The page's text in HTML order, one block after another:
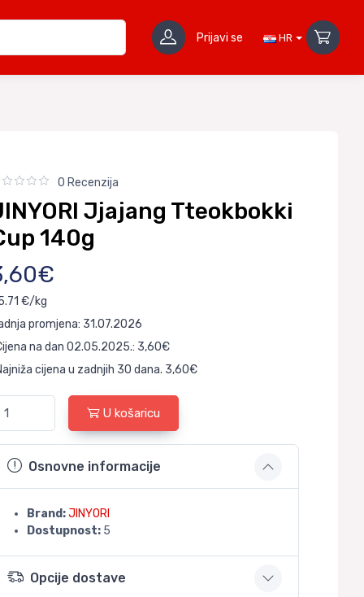
Prijavi se HR
0 Recenzija
Jjajang Tteokbokki
140g
€/kg
promjena: 31.07.2026
na dan 02.05.2025.: 3,60€
cijena u zadnjih 30 dana. 3,60€
U košaricu
Osnovne informacije
Brand:JINYORI
Dostupnost: 5
Opcije dostave